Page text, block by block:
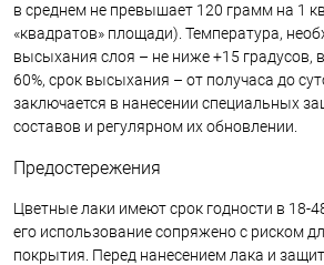
в среднем не превышает 120 грамм на 1
«квадратов» площади). Температура,
высыхания слоя – не ниже +15 градусов,
60%, срок высыхания – от получаса до
заключается в нанесении специальных
составов и регулярном их обновлении.
Предостережения
Цветные лаки имеют срок годности в 18-
его использование сопряжено с риском
покрытия. Перед нанесением лака и